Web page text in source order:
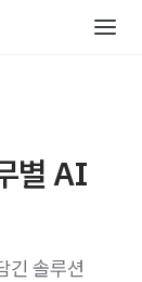
별 AI
긴 솔루션